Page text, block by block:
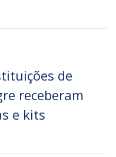
de
receberam
e kits